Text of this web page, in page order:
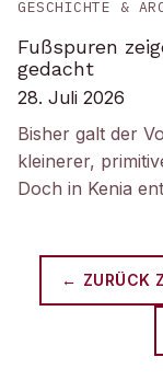
GESCHICHTE &
Fußspuren
gedacht
28. Juli 2026
Bisher galt der
kleinerer,
Doch in Kenia
← ZURÜCK